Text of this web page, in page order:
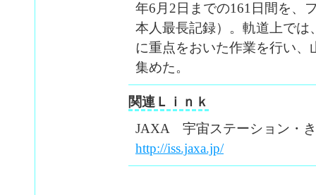
年6月2日までの161日間を、
本人最長記録）。軌道上で
に重点をおいた作業を行い
集めた。
関連Ｌｉｎｋ
JAXA 宇宙ステーション・
http://iss.jaxa.jp/